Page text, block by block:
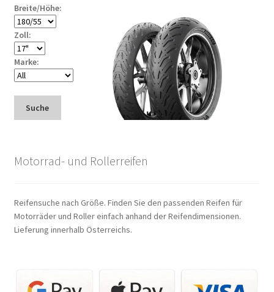
Breite/Höhe:
Zoll:
Marke:
Suche
Motorrad- und Rollerreifen
Reifensuche nach Größe. Finden Sie den passenden Reifen für
Motorräder und Roller einfach anhand der Reifendimensionen.
Lieferung innerhalb Österreichs.